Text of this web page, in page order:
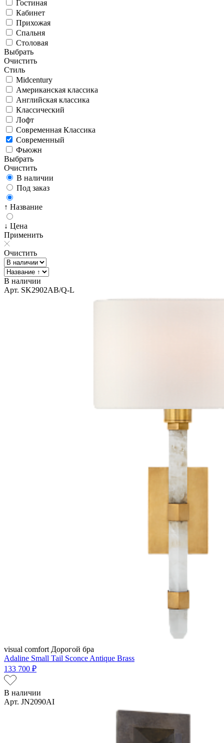
Гостиная
Кабинет
Прихожая
Спальня
Столовая
Выбрать
Очистить
Стиль
Midcentury
Американская классика
Английская классика
Классический
Лофт
Современная Классика
Современный
Фьюжн
Выбрать
Очистить
В наличии
Под заказ
↑ Название
↓ Цена
Применить
Очистить
В наличии
Арт. SK2902AB/Q-L
visual comfort Дорогой бра
Adaline Small Tail Sconce Antique Brass
133 700 ₽
В наличии
Арт. JN2090AI